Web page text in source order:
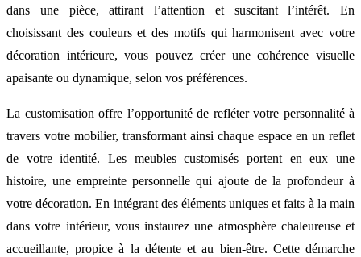
dans une pièce, attirant l’attention et suscitant l’intérêt. En
choisissant des couleurs et des motifs qui harmonisent avec votre
décoration intérieure, vous pouvez créer une cohérence visuelle
apaisante ou dynamique, selon vos préférences.
La customisation offre l’opportunité de refléter votre personnalité à
travers votre mobilier, transformant ainsi chaque espace en un reflet
de votre identité. Les meubles customisés portent en eux une
histoire, une empreinte personnelle qui ajoute de la profondeur à
votre décoration. En intégrant des éléments uniques et faits à la main
dans votre intérieur, vous instaurez une atmosphère chaleureuse et
accueillante, propice à la détente et au bien-être. Cette démarche